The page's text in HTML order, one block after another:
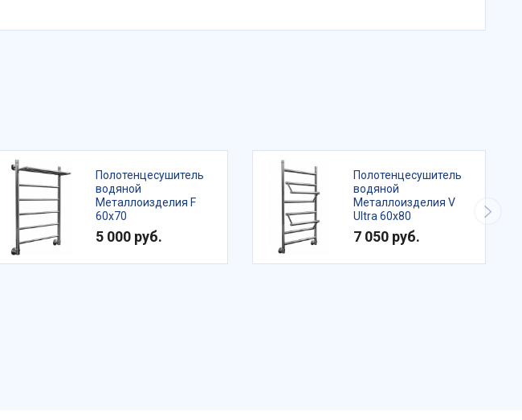
Полотенцесушитель
водяной
Металлоизделия F
60х70
5 000 руб.
Полотенцесушитель
водяной
Металлоизделия V
Ultra 60x80
7 050 руб.